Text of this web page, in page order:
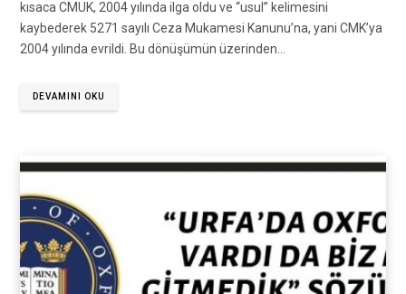
kısaca CMUK, 2004 yılında ilga oldu ve “usul” kelimesini
kaybederek 5271 sayılı Ceza Mukamesi Kanunu’na, yani CMK’ya
2004 yılında evrildi. Bu dönüşümün üzerinden…
DEVAMINI OKU